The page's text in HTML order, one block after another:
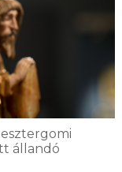
állandó